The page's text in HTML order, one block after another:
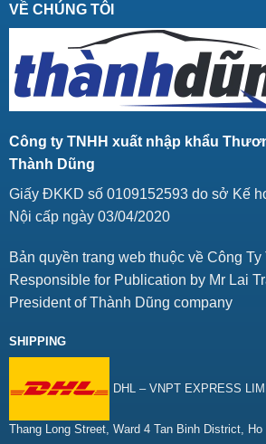
VỀ CHÚNG TÔI
Công ty TNHH xuất nhập khẩu
Thành Dũng
Giấy ĐKKD số 0109152593 do sở Kế
Nội cấp ngày 03/04/2020
Bản quyền trang web thuộc về Công
Responsible for Publication by Mr Lai
President of Thành Dũng company
SHIPPING
DHL – VNPT EXPRESS
Thang Long Street, Ward 4 Tan Binh District,